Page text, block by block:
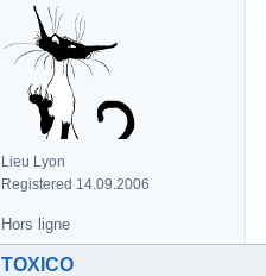
Lieu Lyon
Registered 14.09.2006
Hors ligne
TOXICO